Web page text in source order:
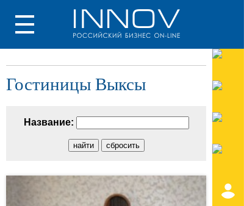
Гостиницы Выксы
Название: